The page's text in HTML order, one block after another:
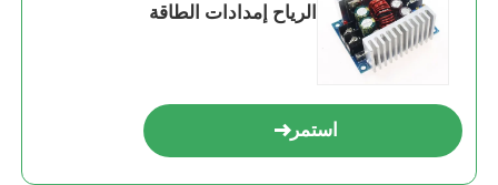
الرياح إمدادات الطاقة
استمر